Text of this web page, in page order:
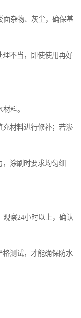
面杂物、灰尘，确保基
理不当，即使使用再好
料。
充材料进行修补；若渗
涂刷时要求均匀细
察24小时以上，确认
测试，才能确保防水